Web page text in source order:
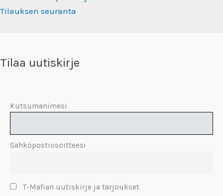
Tilauksen seuranta
Tilaa uutiskirje
Kutsumanimesi
Sähköpostiosoitteesi
T-Mafian uutiskirje ja tarjoukset